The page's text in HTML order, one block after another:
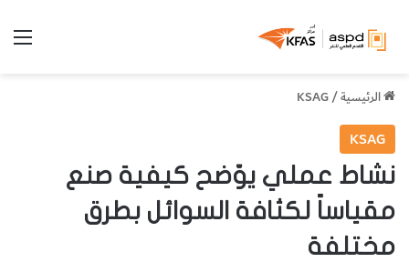
الرئيسية/
KSAG
KSAG
نشاط عملي يوّضح كيفية صنع
مقياساً لكثافة السوائل بطرق
مختلفة